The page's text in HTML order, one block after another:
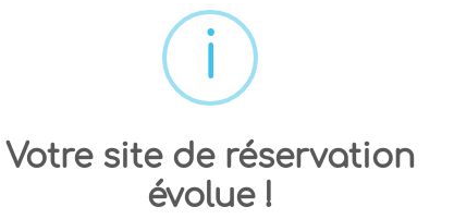
Votre site de réservation
évolue !